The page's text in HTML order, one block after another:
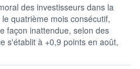
des investisseurs dans la
quatrième mois consécutif,
façon inattendue, selon ​des
s'établit à +0,9 points en août,